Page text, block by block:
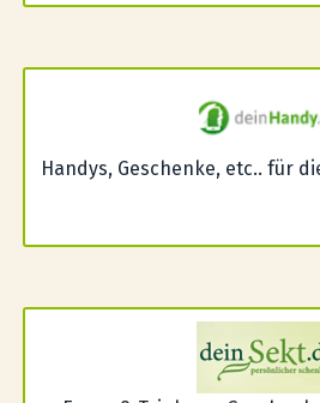
Handys, Geschenke, etc.. für